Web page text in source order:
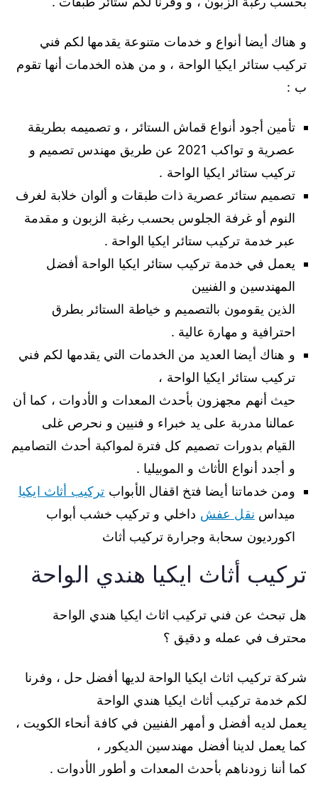
و هناك أيضا أنواع و خدمات متنوعة يقدمها لكم فني
تركيب ستائر ايكيا الواحة ، و من هذه الخدمات أنها تقوم
ب :
تأمين أجود أنواع قماش الستائر ، و تصميمه بطريقة
عصرية و تواكب 2021 عن طريق مهندس تصميم و
تركيب ستائر ايكيا الواحة .
تصميم ستائر عصرية ذات طبقات و ألوان خلابة لغرف
النوم أو غرفة الجلوس بحسب رغبة الزبون و مقدمة
عبر خدمة تركيب ستائر ايكيا الواحة .
يعمل في خدمة تركيب ستائر ايكيا الواحة أفضل
المهندسين و الفنيين
الذين يقومون بالتصميم و خياطة الستائر بطرق
احترافية و مهارة عالية .
و هناك أيضا العديد من الخدمات التي يقدمها لكم فني
تركيب ستائر ايكيا الواحة ،
حيث أنهم مجهزون بأحدث المعدات و الأدوات ، كما أن
عمالنا مدربة على يد خبراء و فنيين و نحرص غلى
القيام بدورات تصميم كل فترة لمواكبة أحدث التصاميم
و أجدد أنواع الأثاث و الموبيليا .
ومن خدماتنا أيضا فتخ اقفال الأبواب تركيب أثاث ايكيا
ميداس نقل عفش داخلي و تركيب خشب أبواب
اكورديون سحابة وجرارة تركيب أثاث
تركيب أثاث ايكيا هندي الواحة
هل تبحث عن فني تركيب اثاث ايكيا هندي الواحة
محترف في عمله و دقيق ؟
شركة تركيب اثاث ايكيا الواحة لديها أفضل حل ، وفرنا
لكم خدمة تركيب أثاث ايكيا هندي الواحة
يعمل لديه أفضل و أمهر الفنيين في كافة أنحاء الكويت ،
كما يعمل لدينا أفضل مهندسين الديكور ،
كما أننا زودناهم بأحدث المعدات و أطور الأدوات .